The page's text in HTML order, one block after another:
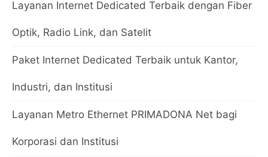
Layanan Internet Dedicated Terbaik dengan Fiber
Optik, Radio Link, dan Satelit
Paket Internet Dedicated Terbaik untuk Kantor,
Industri, dan Institusi
Layanan Metro Ethernet PRIMADONA Net bagi
Korporasi dan Institusi